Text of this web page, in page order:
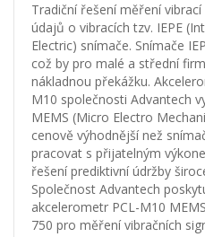
Tradiční řešení měření
údajů o vibracích tzv. IEPE
Electric) snímače. Snímače
což by pro malé a střední
nákladnou překážku.
M10 společnosti Advantech
MEMS (Micro Electro
cenově výhodnější než
pracovat s přijatelným
řešení prediktivní údržby
Společnost Advantech
akcelerometr PCL-M10
750 pro měření vibračních